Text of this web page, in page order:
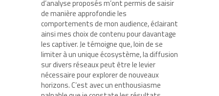
d’analyse proposés m’ont permis de saisir
de manière approfondie les
comportements de mon audience, éclairant
ainsi mes choix de contenu pour davantage
les captiver. Je témoigne que, loin de se
limiter à un unique écosystème, la diffusion
sur divers réseaux peut être le levier
nécessaire pour explorer de nouveaux
horizons. C’est avec un enthousiasme